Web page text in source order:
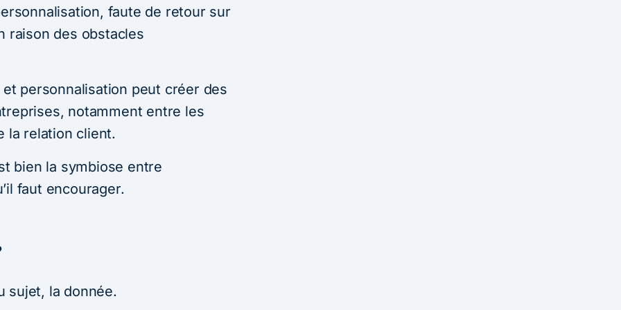
faute de retour sur
raison des obstacles
personnalisation peut créer des
notamment entre les
la relation client.
bien la symbiose entre
faut encourager.
sujet, la donnée.